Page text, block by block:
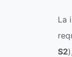
La
S2